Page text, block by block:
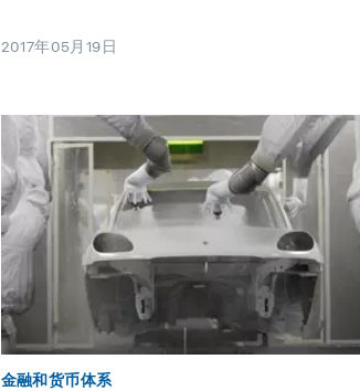
2017年05月19日
金融和货币体系